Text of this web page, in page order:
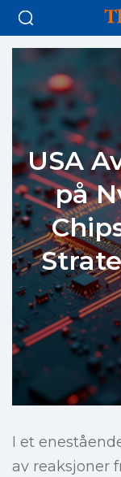
USA
på
I et
av reaksjoner